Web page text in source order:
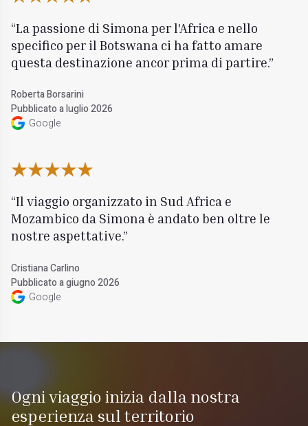
La passione di Simona per l'Africa e nello
specifico per il Botswana ci ha fatto amare
questa destinazione ancor prima di partire.
Roberta Borsarini
Pubblicato a luglio 2026
Google
Il viaggio organizzato in Sud Africa e
Mozambico da Simona è andato ben oltre le
nostre aspettative.
Cristiana Carlino
Pubblicato a giugno 2026
Google
Ogni viaggio inizia dalla nostra
esperienza sul territorio